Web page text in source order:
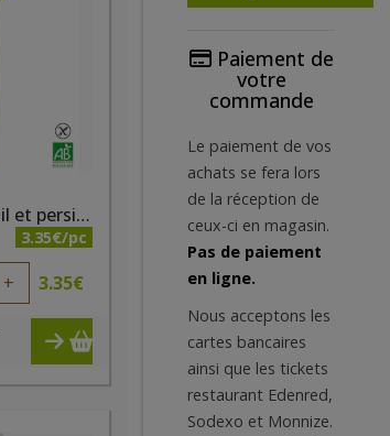
Spaghetti quinoa ail et persil bio 500g
3.35€/pc
+ 3.35€
Paiement de
votre
commande
Le paiement de vos
achats se fera lors
de la réception de
ceux-ci en magasin.
Pas de paiement
en ligne.
Nous acceptons les
cartes bancaires
ainsi que les tickets
restaurant Edenred,
Sodexo et Monnize.